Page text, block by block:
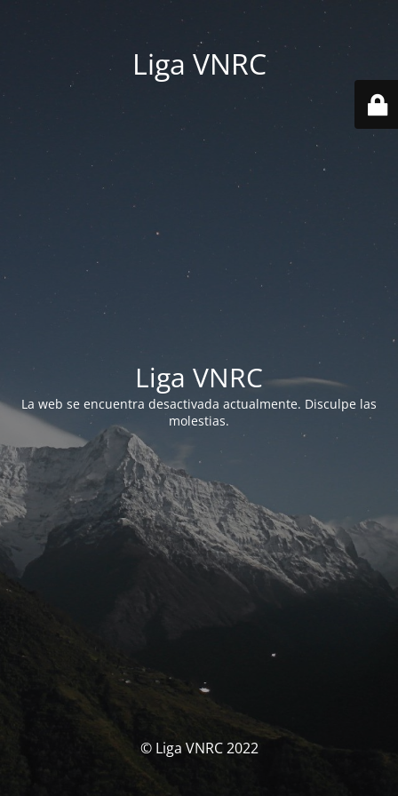
Liga VNRC
Liga VNRC
La web se encuentra desactivada actualmente. Disculpe las
molestias.
© Liga VNRC 2022